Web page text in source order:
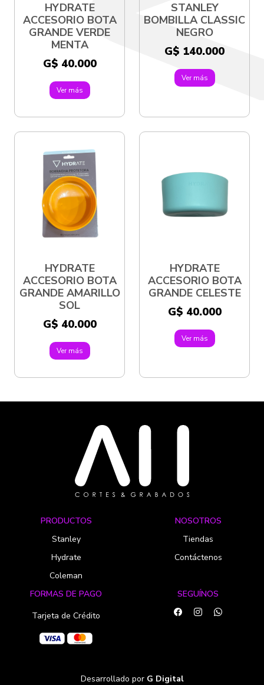
HYDRATE
ACCESORIO BOTA
GRANDE VERDE
MENTA
G$ 40.000
Ver más
STANLEY
BOMBILLA CLASSIC
NEGRO
G$ 140.000
Ver más
HYDRATE
ACCESORIO BOTA
GRANDE AMARILLO
SOL
G$ 40.000
Ver más
HYDRATE
ACCESORIO BOTA
GRANDE CELESTE
G$ 40.000
Ver más
PRODUCTOS
Stanley
Hydrate
Coleman
NOSOTROS
Tiendas
Contáctenos
FORMAS DE PAGO
Tarjeta de Crédito
SEGUÍNOS
Desarrollado por G Digital